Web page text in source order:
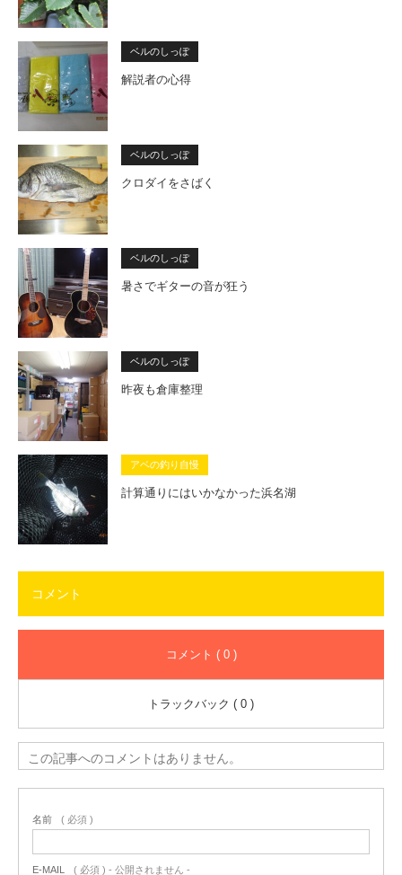
ベルのしっぽ
解説者の心得
ベルのしっぽ
クロダイをさばく
ベルのしっぽ
暑さでギターの音が狂う
ベルのしっぽ
昨夜も倉庫整理
アベの釣り自慢
計算通りにはいかなかった浜名湖
コメント
コメント ( 0 )
トラックバック ( 0 )
この記事へのコメントはありません。
名前 ( 必須 )
E-MAIL ( 必須 ) - 公開されません -